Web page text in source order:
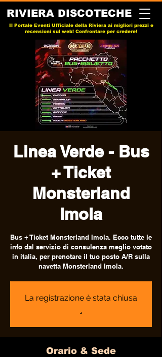
RIVIERA DISCOTECHE
Il Portale Eventi Ufficiale della Riviera ai migliori prezzi e
recensioni sul web! Confrontare per credere!
Linea Verde - Bus
+ Ticket
Monsterland
Imola
Bus + Ticket Monsterland Imola. Ecco tutte le
info dal servizio di consulenza meglio votato
in italia, per prenotare il tuo posto A/R sulla
navetta Monsterland Imola.
La registrazione è stata chiusa
.
Orario & Sede